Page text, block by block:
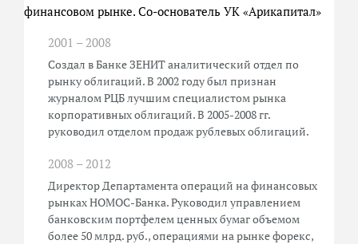
финансовом рынке. Со-основатель УК «Арикапитал»
2001 – 2008
Cоздал в Банке ЗЕНИТ аналитический отдел по
рынку облигаций. В 2002 году был признан
журналом РЦБ лучшим специалистом рынка
корпоративных облигаций. В 2005-2008 гг.
руководил отделом продаж рублевых облигаций.
2008 – 2012
Директор Департамента операций на финансовых
рынках НОМОС-Банка. Руководил управлением
банковским портфелем ценных бумаг объемом
более 50 млрд. руб., операциями на рынке форекс,